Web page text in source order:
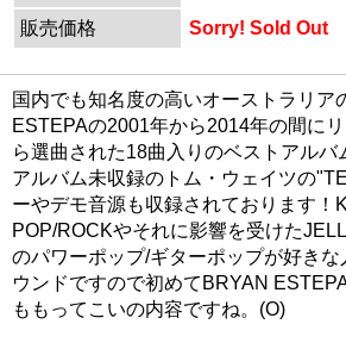
販売価格
Sorry! Sold Out
国内でも知名度の高いオーストラリア
ESTEPAの2001年から2014年の間に
ら選曲された18曲入りのベストアルバ
アルバム未収録のトム・ウェイツの
ーやデモ音源も収録されております！
POP/ROCKやそれに影響を受けた
のパワーポップ/ギターポップが好き
ウンドですので初めてBRYAN
ももってこいの内容ですね。(O)